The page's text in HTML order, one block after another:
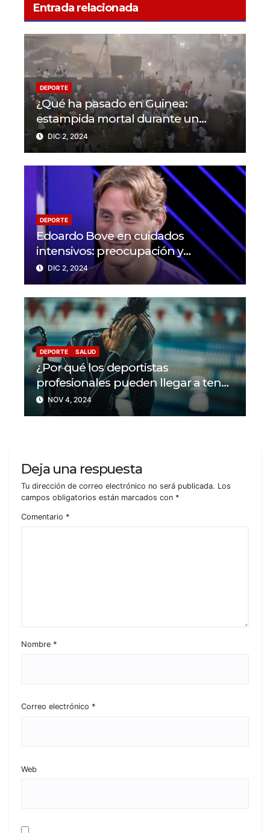
Entrada relacionada
DEPORTE
¿Qué ha pasado en Guinea:
estampida mortal durante un
partido en N’Zérékoré
DIC 2, 2024
DEPORTE
Edoardo Bove en cuidados
intensivos: preocupación y
solidaridad en el mundo del fútbol
DIC 2, 2024
DEPORTE SALUD
¿Por qué los deportistas
profesionales pueden llegar a tener
problemas con su salud mental?
NOV 4, 2024
Deja una respuesta
Tu dirección de correo electrónico no será publicada. Los
campos obligatorios están marcados con *
Comentario *
Nombre *
Correo electrónico *
Web